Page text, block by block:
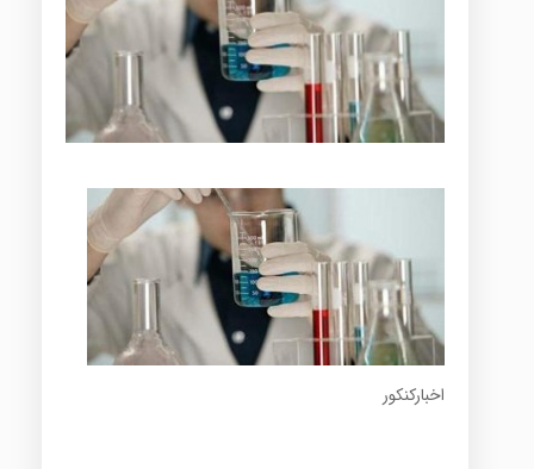
اخبارکنکور